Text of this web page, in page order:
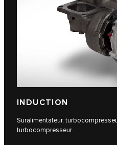
INDUCTION
Suralimentateur,
turbocompresseur.